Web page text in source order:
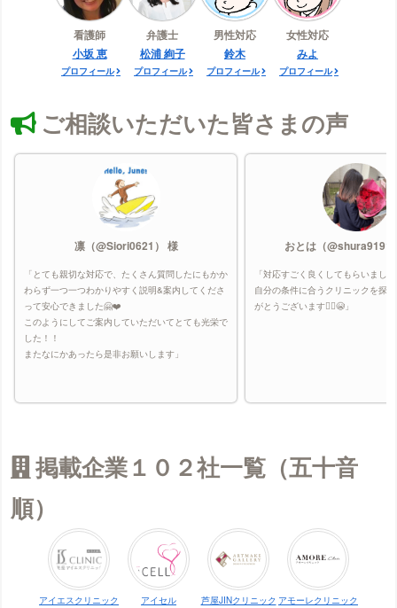
看護師
小坂 恵
プロフィール
弁護士
松浦 絢子
プロフィール
男性対応
鈴木
プロフィール
女性対応
みよ
プロフィール
ご相談いただいた皆さまの声
凛（@Siori0621） 様
「とても親切な対応で、たくさん質問したにもかか
わらず一つ一つわかりやすく説明&案内してくださ
って安心できました🤗❤️
このようにしてご案内していただいてとても光栄で
した！！
またなにかあったら是非お願いします」
おとは（
「対応すごく良くしてもらいまし
自分の条件に合うクリニックを探
がとうございます🙇‍♀️😭」
掲載企業１０２社一覧（五十音
順）
アイエスクリニック アイセル 芦屋JINクリニック アモーレクリニック